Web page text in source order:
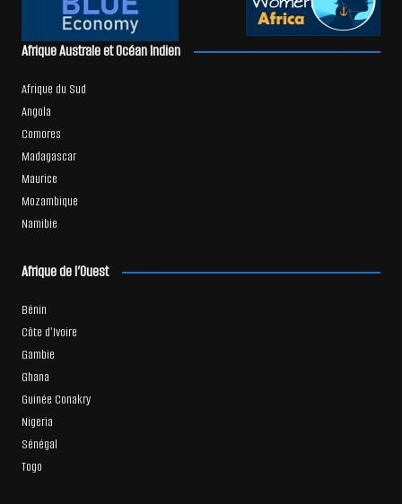
Afrique Australe et Océan Indien
Afrique du Sud
Angola
Comores
Madagascar
Maurice
Mozambique
Namibie
Afrique de l’Ouest
Bénin
Côte d’Ivoire
Gambie
Ghana
Guinée Conakry
Nigeria
Sénégal
Togo